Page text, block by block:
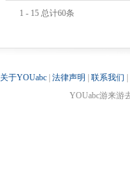
1 - 15 总计60条
关于YOUabc| 法律声明 联系我们
YOUabc游来游